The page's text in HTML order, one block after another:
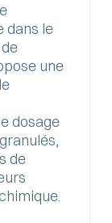
dans le
une
dosage
de